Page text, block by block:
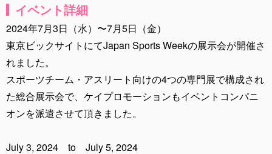
イベント詳細
2024年7月3日（水）〜7月5日（金）
東京ビックサイトにてJapan Sports Weekの展示会が開催さ
れました。
スポーツチーム・アスリート向けの4つの専門展で構成され
た総合展示会で、ケイプロモーションもイベントコンパニ
オンを派遣させて頂きました。
July 3, 2024 to July 5, 2024